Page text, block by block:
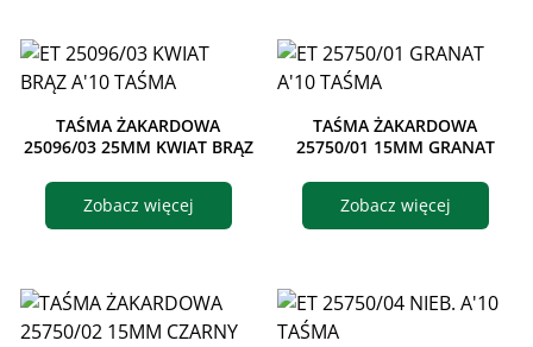
TAŚMA ŻAKARDOWA
25096/03 25MM KWIAT BRĄZ
Zobacz więcej
TAŚMA ŻAKARDOWA
25750/01 15MM GRANAT
Zobacz więcej